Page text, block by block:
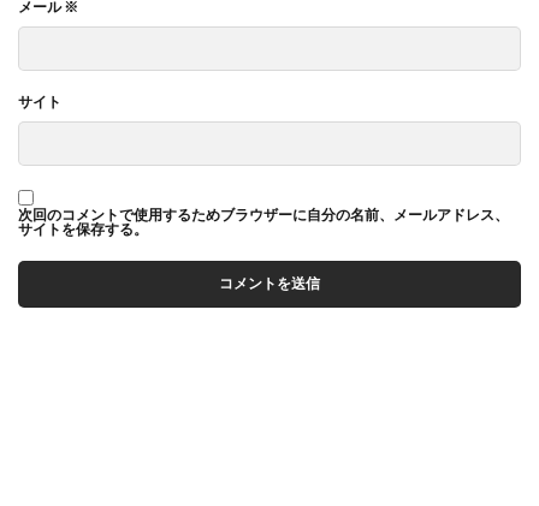
メール※
サイト
次回のコメントで使用するためブラウザーに自分の名前、メールアドレス、
サイトを保存する。